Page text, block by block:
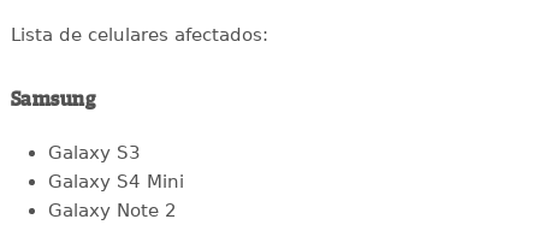
Lista de celulares afectados:
Samsung
Galaxy S3
Galaxy S4 Mini
Galaxy Note 2